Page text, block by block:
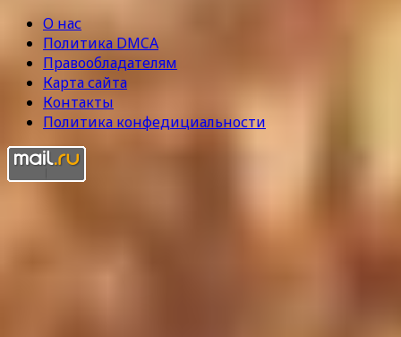
О нас
Политика DMCA
Правообладателям
Карта сайта
Контакты
Политика конфедициальности